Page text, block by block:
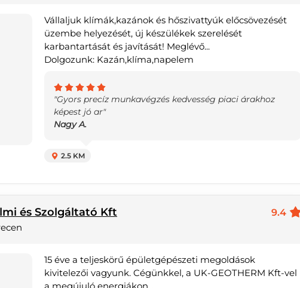
Vállaljuk klímák,kazánok és hőszivattyúk előcsövezését
üzembe helyezését, új készülékek szerelését
karbantartását és javítását! Meglévő...
Dolgozunk: Kazán,klíma,napelem
"Gyors precíz munkavégzés kedvesség piaci árakhoz
képest jó ar"
Nagy A.
2.5 KM
és Szolgáltató Kft
9.4
15 éve a teljeskörű épületgépészeti megoldások
kivitelezői vagyunk. Cégünkkel, a UK-GEOTHERM Kft-vel